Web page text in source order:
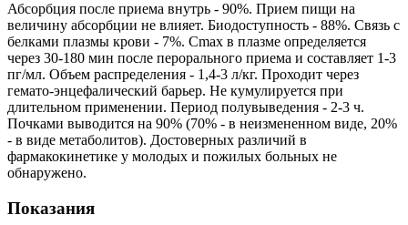
Абсорбция после приема внутрь - 90%. Прием пищи на
величину абсорбции не влияет. Биодоступность - 88%. Связь с
белками плазмы крови - 7%. Сmax в плазме определяется
через 30-180 мин после перорального приема и составляет 1-3
пг/мл. Объем распределения - 1,4-3 л/кг. Проходит через
гемато-энцефалический барьер. Не кумулируется при
длительном применении. Период полувыведения - 2-3 ч.
Почками выводится на 90% (70% - в неизмененном виде, 20%
- в виде метаболитов). Достоверных различий в
фармакокинетике у молодых и пожилых больных не
обнаружено.
Показания